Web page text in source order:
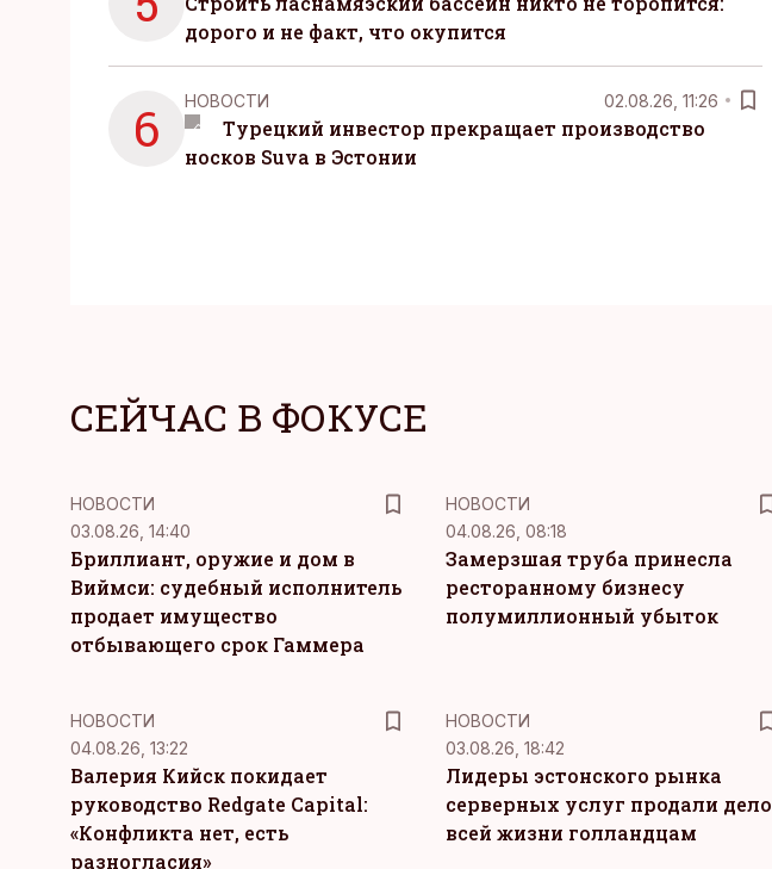
дорого и не факт, что окупится
6 НОВОСТИ 02.08.26, 11:26
Турецкий инвестор прекращает производство
носков Suva в Эстонии
СЕЙЧАС В ФОКУСЕ
НОВОСТИ
03.08.26, 14:40
Бриллиант, оружие и дом в
Виймси: судебный исполнитель
продает имущество
отбывающего срок Гаммера
НОВОСТИ
04.08.26, 08:18
Замерзшая труба принесла
ресторанному бизнесу
полумиллионный убыток
НОВОСТИ
04.08.26, 13:22
Валерия Кийск покидает
руководство Redgate Capital:
«Конфликта нет, есть
разногласия»
НОВОСТИ
03.08.26, 18:42
Лидеры эстонского рынка
серверных услуг продали дело
всей жизни голландцам